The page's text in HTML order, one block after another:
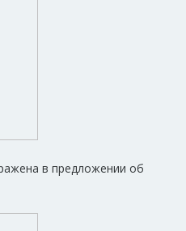
в предложении об